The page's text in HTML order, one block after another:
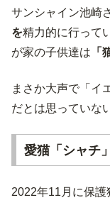
サンシャイン池崎
を精力的に行って
が家の子供達は 「
まさか大声で「イ
だとは思っていな
愛猫「シャチ
2022年11月に保